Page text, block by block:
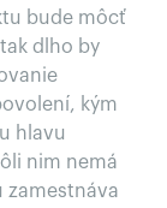
bude môcť
dlho by
kým
hlavu
nim nemá
zamestnáva